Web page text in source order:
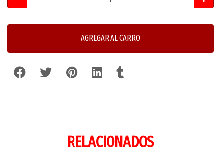
AGREGAR AL CARRO
RELACIONADOS